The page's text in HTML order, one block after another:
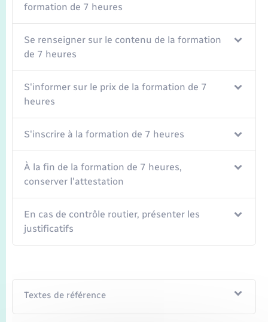
formation de 7 heures
Se renseigner sur le contenu de la formation
de 7 heures
S'informer sur le prix de la formation de 7
heures
S'inscrire à la formation de 7 heures
À la fin de la formation de 7 heures,
conserver l'attestation
En cas de contrôle routier, présenter les
justificatifs
Textes de référence